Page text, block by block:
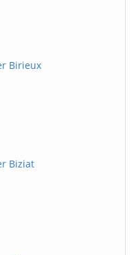
Birieux
Biziat